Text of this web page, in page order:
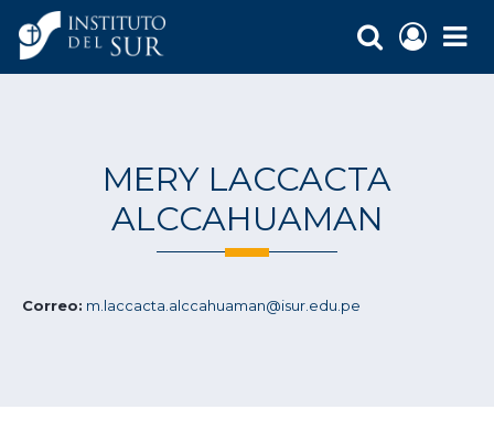
MERY LACCACTA
ALCCAHUAMAN
Correo: m.laccacta.alccahuaman@isur.edu.pe